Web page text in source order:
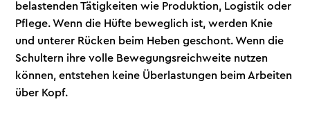
belastenden Tätigkeiten wie Produktion, Logistik oder
Pflege. Wenn die Hüfte beweglich ist, werden Knie
und unterer Rücken beim Heben geschont. Wenn die
Schultern ihre volle Bewegungsreichweite nutzen
können, entstehen keine Überlastungen beim Arbeiten
über Kopf.